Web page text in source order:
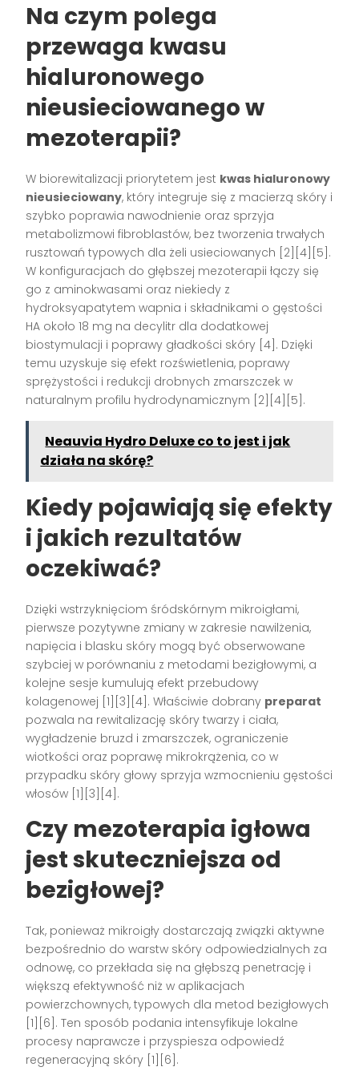
Na czym polega
przewaga kwasu
hialuronowego
nieusieciowanego w
mezoterapii?
W biorewitalizacji priorytetem jest kwas hialuronowy
nieusieciowany, który integruje się z macierzą skóry i
szybko poprawia nawodnienie oraz sprzyja
metabolizmowi fibroblastów, bez tworzenia trwałych
rusztowań typowych dla żeli usieciowanych [2][4][5].
W konfiguracjach do głębszej mezoterapii łączy się
go z aminokwasami oraz niekiedy z
hydroksyapatytem wapnia i składnikami o gęstości
HA około 18 mg na decylitr dla dodatkowej
biostymulacji i poprawy gładkości skóry [4]. Dzięki
temu uzyskuje się efekt rozświetlenia, poprawy
sprężystości i redukcji drobnych zmarszczek w
naturalnym profilu hydrodynamicznym [2][4][5].
Neauvia Hydro Deluxe co to jest i jak
działa na skórę?
Kiedy pojawiają się efekty
i jakich rezultatów
oczekiwać?
Dzięki wstrzyknięciom śródskórnym mikroigłami,
pierwsze pozytywne zmiany w zakresie nawilżenia,
napięcia i blasku skóry mogą być obserwowane
szybciej w porównaniu z metodami bezigłowymi, a
kolejne sesje kumulują efekt przebudowy
kolagenowej [1][3][4]. Właściwie dobrany preparat
pozwala na rewitalizację skóry twarzy i ciała,
wygładzenie bruzd i zmarszczek, ograniczenie
wiotkości oraz poprawę mikrokrążenia, co w
przypadku skóry głowy sprzyja wzmocnieniu gęstości
włosów [1][3][4].
Czy mezoterapia igłowa
jest skuteczniejsza od
bezigłowej?
Tak, ponieważ mikroigły dostarczają związki aktywne
bezpośrednio do warstw skóry odpowiedzialnych za
odnowę, co przekłada się na głębszą penetrację i
większą efektywność niż w aplikacjach
powierzchownych, typowych dla metod bezigłowych
[1][6]. Ten sposób podania intensyfikuje lokalne
procesy naprawcze i przyspiesza odpowiedź
regeneracyjną skóry [1][6].